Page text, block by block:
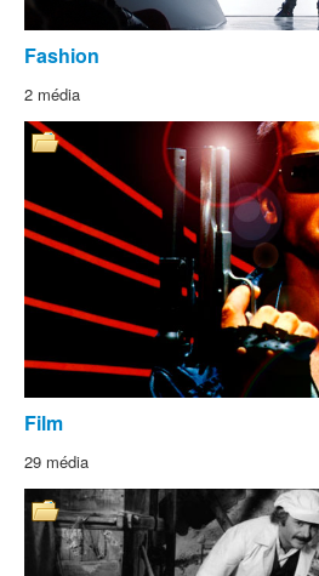
Fashion
2 média
Film
29 média